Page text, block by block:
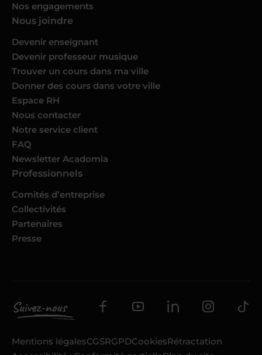
Nos engagements
Nous joindre
Devenir enseignant
Devenir professeur musique
Trouver un cours dans ma ville
Donner des cours dans votre ville
Espace RH
Nous contacter
Notre service client
FAQ
Newsletter Acadomia
Professionnels
Comités d’entreprise
Collectivités
Partenaires
Presse
Mentions légalesCGSRGPDCookiesRétractation